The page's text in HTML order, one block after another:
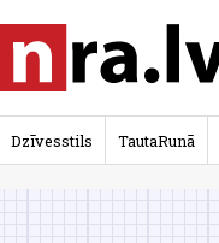
Dzīvesstils TautaRunā